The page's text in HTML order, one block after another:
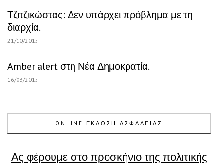
Τζιτζικώστας: Δεν υπάρχει πρόβλημα με τη
διαρχία.
21/10/2015
Amber alert στη Νέα Δημοκρατία.
16/03/2015
ONLINE ΕΚΔΟΣΗ ΑΣΦΑΛΕΙΑΣ
Ας φέρουμε στο προσκήνιο της πολιτικής